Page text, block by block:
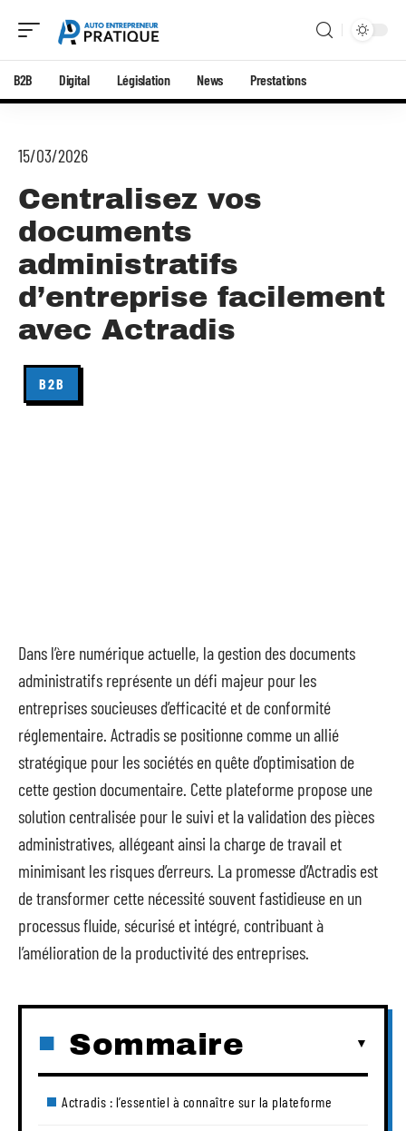
B2B Digital Législation News Prestations
15/03/2026
Centralisez vos
documents
administratifs
d’entreprise facilement
avec Actradis
B2B
Dans l’ère numérique actuelle, la gestion des documents
administratifs représente un défi majeur pour les
entreprises soucieuses d’efficacité et de conformité
réglementaire. Actradis se positionne comme un allié
stratégique pour les sociétés en quête d’optimisation de
cette gestion documentaire. Cette plateforme propose une
solution centralisée pour le suivi et la validation des pièces
administratives, allégeant ainsi la charge de travail et
minimisant les risques d’erreurs. La promesse d’Actradis est
de transformer cette nécessité souvent fastidieuse en un
processus fluide, sécurisé et intégré, contribuant à
l’amélioration de la productivité des entreprises.
Sommaire
Actradis : l’essentiel à connaître sur la plateforme